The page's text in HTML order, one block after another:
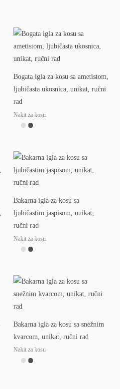
Bogata igla za kosu sa ametistom,
ljubičasta ukosnica, unikat, ručni
rad
Nakit za kosu
Bakarna igla za kosu sa
ljubičastim jaspisom, unikat,
ručni rad
Nakit za kosu
Bakarna igla za kosu sa snežnim
kvarcom, unikat, ručni rad
Nakit za kosu